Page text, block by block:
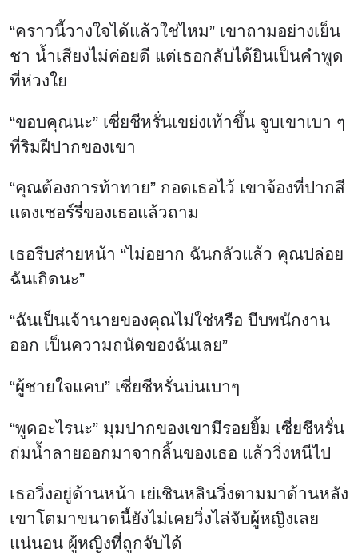
“คราวนี้วางใจได้แล้วใช่ไหม” เขาถามอย่างเย็น
ชา น้ำเสียงไม่ค่อยดี แต่เธอกลับได้ยินเป็นคำพูด
ที่ห่วงใย
“ขอบคุณนะ” เซี่ยชีหรั่นเขย่งเท้าขึ้น จูบเขาเบา ๆ
ที่ริมฝีปากของเขา
“คุณต้องการท้าทาย” กอดเธอไว้ เขาจ้องที่ปากสี
แดงเชอร์รี่ของเธอแล้วถาม
เธอรีบส่ายหน้า “ไม่อยาก ฉันกลัวแล้ว คุณปล่อย
ฉันเถิดนะ”
“ฉันเป็นเจ้านายของคุณไม่ใช่หรือ บีบพนักงาน
ออก เป็นความถนัดของฉันเลย”
“ผู้ชายใจแคบ” เซี่ยชีหรั่นบ่นเบาๆ
“พูดอะไรนะ” มุมปากของเขามีรอยยิ้ม เซี่ยชีหรั่น
ถ่มน้ำลายออกมาจากลิ้นของเธอ แล้ววิ่งหนีไป
เธอวิ่งอยู่ด้านหน้า เย่เชินหลินวิ่งตามมาด้านหลัง
เขาโตมาขนาดนี้ยังไม่เคยวิ่งไล่จับผู้หญิงเลย
แน่นอน ผู้หญิงที่ถูกจับได้